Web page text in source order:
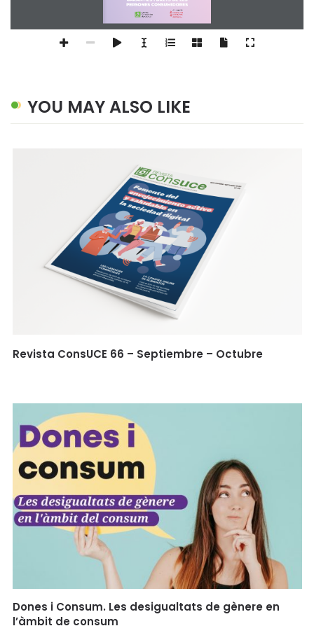
PERSONES CONSUMIDORES
Amb el suport de:
YOU MAY ALSO LIKE
Revista ConsUCE 66 – Septiembre – Octubre
Dones i Consum. Les desigualtats de gènere en
l’àmbit de consum